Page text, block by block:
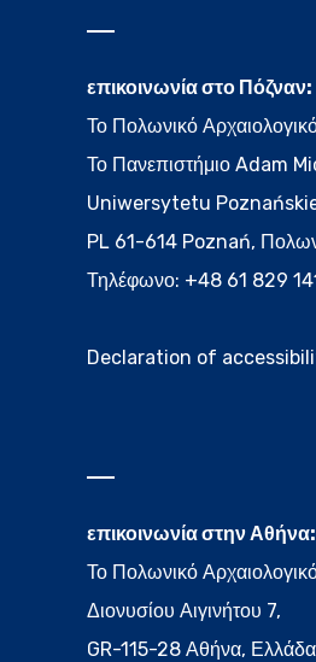
επικοινωνία στο Πόζναν:
Το Πολωνικό
Το Πανεπιστήμιο Adam
Uniwersytetu
PL 61-614 Poznań,
Τηλέφωνο: +48 61 829
Declaration of
επικοινωνία στην Αθήνα:
Το Πολωνικό
Διονυσίου Αιγινήτου 7,
GR-115-28 Αθήνα, Ελλάδα